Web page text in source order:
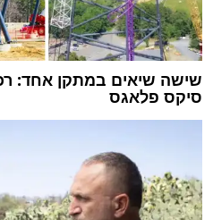
שישה שיאים במתקן אחד:
סיקס פלאגס